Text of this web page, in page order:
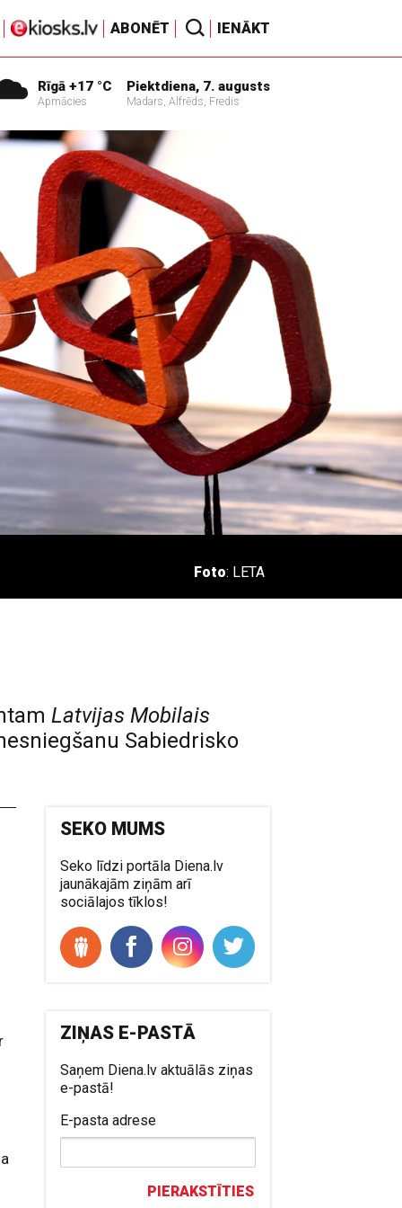
ABONĒT IENĀKT
Rīgā +17 °C
Apmācies
Piektdiena, 7. augusts
Madars, Alfrēds, Fredis
Foto: LETA
Latvijas Mobilais
Sabiedrisko
SEKO MUMS
Seko līdzi portāla Diena.lv
jaunākajām ziņām arī
sociālajos tīklos!
ZIŅAS E-PASTĀ
Saņem Diena.lv aktuālās ziņas
e-pastā!
E-pasta adrese
PIERAKSTĪTIES